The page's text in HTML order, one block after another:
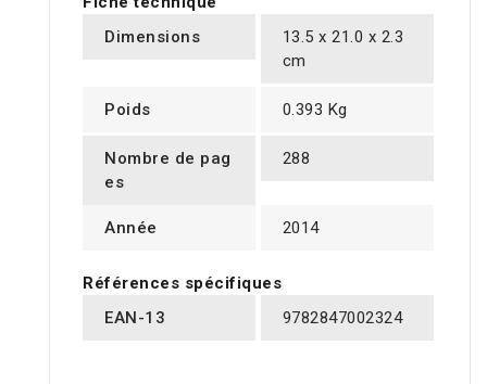
Dimensions
13.5 x 21.0 x 2.3
cm
Poids 0.393 Kg
Nombre de pag
es
288
Année 2014
Références spécifiques
EAN-13
9782847002324